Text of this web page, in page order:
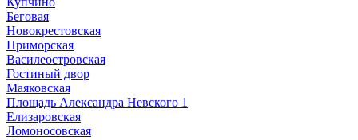
Беговая
Новокрестовская
Приморская
Василеостровская
Гостиный двор
Маяковская
Площадь Александра Невского 1
Елизаровская
Ломоносовская